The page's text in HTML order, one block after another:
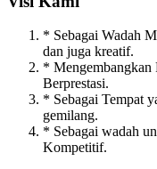
* Sebagai Wadah
dan juga kreatif.
* Mengembangkan
Berprestasi.
* Sebagai Tempat
gemilang.
* Sebagai wadah
Kompetitif.